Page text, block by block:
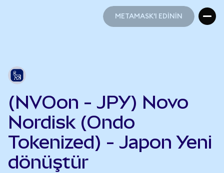
METAMASK'I EDİNİN
(NVOon - JPY) Novo
Nordisk (Ondo
Tokenized) - Japon Yeni
dönüştür